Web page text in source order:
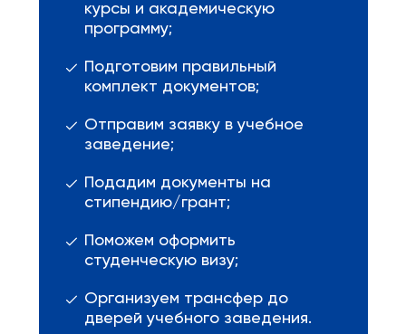
курсы и академическую
программу;
Подготовим правильный
комплект документов;
Отправим заявку в учебное
заведение;
Подадим документы на
стипендию/грант;
Поможем оформить
студенческую визу;
Организуем трансфер до
дверей учебного заведения.